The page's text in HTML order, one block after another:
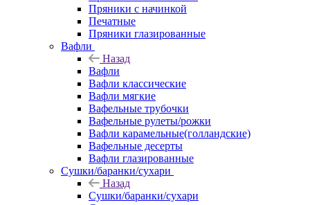
Пряники с начинкой
Печатные
Пряники глазированные
Вафли
Назад
Вафли
Вафли классические
Вафли мягкие
Вафельные трубочки
Вафельные рулеты/рожки
Вафли карамельные(голландские)
Вафельные десерты
Вафли глазированные
Сушки/баранки/сухари
Назад
Сушки/баранки/сухари